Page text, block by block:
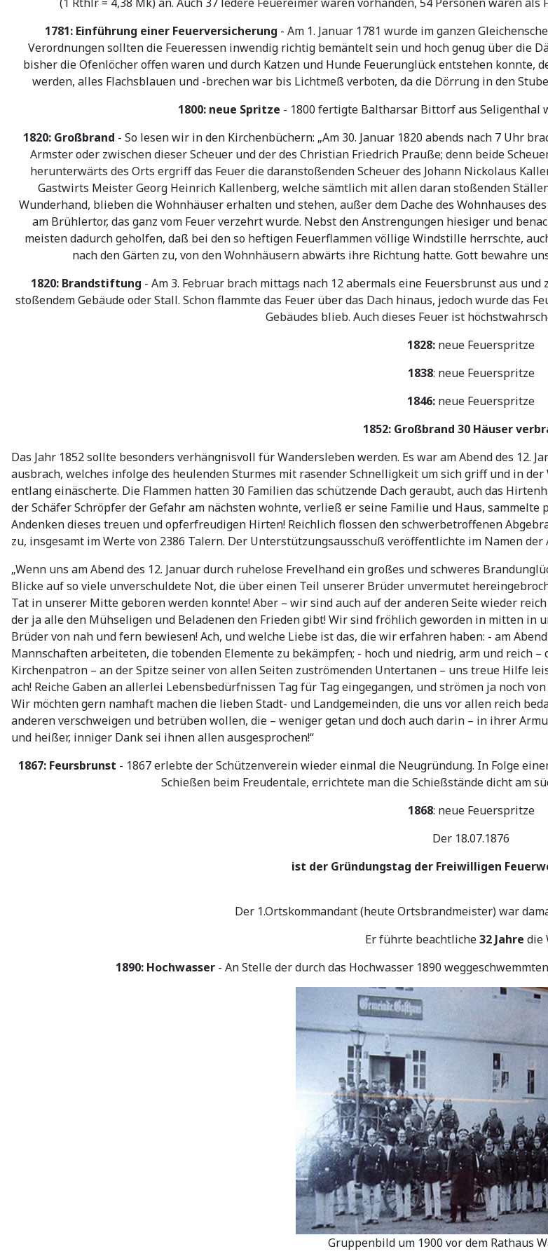
1781: Einführung einer Feuerversicherung - Am 1. Januar 1781 wurde im ganzen
Verordnungen sollten die Feueressen inwendig richtig bemäntelt sein und hoch genug über die
bisher die Ofenlöcher offen waren und durch Katzen und Hunde Feuerunglück entstehen konnte,
werden, alles Flachsblauen und -brechen war bis Lichtmeß verboten, da die Dörrung in den
1800: neue Spritze - 1800 fertigte Baltharsar Bittorf aus Seligenthal
1820: Großbrand - So lesen wir in den Kirchenbüchern: „Am 30. Januar 1820 abends nach 7 Uhr
Armster oder zwischen dieser Scheuer und der des Christian Friedrich Prauße; denn beide
herunterwärts des Orts ergriff das Feuer die daranstoßenden Scheuer des Johann Nickolaus
Gastwirts Meister Georg Heinrich Kallenberg, welche sämtlich mit allen daran stoßenden
Wunderhand, blieben die Wohnhäuser erhalten und stehen, außer dem Dache des Wohnhauses
am Brühlertor, das ganz vom Feuer verzehrt wurde. Nebst den Anstrengungen hiesiger und
meisten dadurch geholfen, daß bei den so heftigen Feuerflammen völlige Windstille herrschte,
nach den Gärten zu, von den Wohnhäusern abwärts ihre Richtung hatte. Gott bewahre
1820: Brandstiftung - Am 3. Februar brach mittags nach 12 abermals eine Feuersbrunst aus
stoßendem Gebäude oder Stall. Schon flammte das Feuer über das Dach hinaus, jedoch wurde das
Gebäudes blieb. Auch dieses Feuer ist
1828: neue Feuerspritze
1838: neue Feuerspritze
1846: neue Feuerspritze
1852: Großbrand 30 Häuser
Das Jahr 1852 sollte besonders verhängnisvoll für Wandersleben werden. Es war am Abend des 12.
ausbrach, welches infolge des heulenden Sturmes mit rasender Schnelligkeit um sich griff und in
entlang einäscherte. Die Flammen hatten 30 Familien das schützende Dach geraubt, auch das
der Schäfer Schröpfer der Gefahr am nächsten wohnte, verließ er seine Familie und Haus,
Andenken dieses treuen und opferfreudigen Hirten! Reichlich flossen den schwerbetroffenen
zu, insgesamt im Werte von 2386 Talern. Der Unterstützungsausschuß veröffentlichte im Namen der
„Wenn uns am Abend des 12. Januar durch ruhelose Frevelhand ein großes und schweres
Blicke auf so viele unverschuldete Not, die über einen Teil unserer Brüder unvermutet
Tat in unserer Mitte geboren werden konnte! Aber – wir sind auch auf der anderen Seite wieder
der ja alle den Mühseligen und Beladenen den Frieden gibt! Wir sind fröhlich geworden in mitten in
Brüder von nah und fern bewiesen! Ach, und welche Liebe ist das, die wir erfahren haben: - am
Mannschaften arbeiteten, die tobenden Elemente zu bekämpfen; - hoch und niedrig, arm und reich
Kirchenpatron – an der Spitze seiner von allen Seiten zuströmenden Untertanen – uns treue Hilfe
ach! Reiche Gaben an allerlei Lebensbedürfnissen Tag für Tag eingegangen, und strömen ja noch
Wir möchten gern namhaft machen die lieben Stadt- und Landgemeinden, die uns vor allen reich
anderen verschweigen und betrüben wollen, die – weniger getan und doch auch darin – in ihrer
und heißer, inniger Dank sei ihnen allen ausgesprochen!“
1867: Feursbrunst - 1867 erlebte der Schützenverein wieder einmal die Neugründung. In Folge
Schießen beim Freudentale, errichtete man die Schießstände dicht am
1868: neue Feuerspritze
Der 18.07.1876
ist der Gründungstag der Freiwilligen
Der 1.Ortskommandant (heute Ortsbrandmeister) war
Er führte beachtliche32 Jahre die
1890: Hochwasser - An Stelle der durch das Hochwasser 1890
Gruppenbild um 1900 vor dem Rathaus